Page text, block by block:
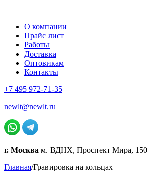
О компании
Прайс лист
Работы
Доставка
Оптовикам
Контакты
+7 495 972-71-35
newlt@newlt.ru
г. Москва м. ВДНХ, Проспект Мира, 150
Главная/Гравировка на кольцах